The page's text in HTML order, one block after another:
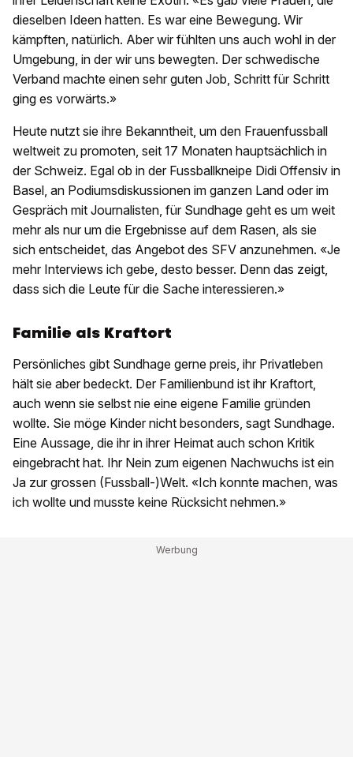
dieselben Ideen hatten. Es war eine Bewegung. Wir
kämpften, natürlich. Aber wir fühlten uns auch wohl in der
Umgebung, in der wir uns bewegten. Der schwedische
Verband machte einen sehr guten Job, Schritt für Schritt
ging es vorwärts.»
Heute nutzt sie ihre Bekanntheit, um den Frauenfussball
weltweit zu promoten, seit 17 Monaten hauptsächlich in
der Schweiz. Egal ob in der Fussballkneipe Didi Offensiv in
Basel, an Podiumsdiskussionen im ganzen Land oder im
Gespräch mit Journalisten, für Sundhage geht es um weit
mehr als nur um die Ergebnisse auf dem Rasen, als sie
sich entscheidet, das Angebot des SFV anzunehmen. «Je
mehr Interviews ich gebe, desto besser. Denn das zeigt,
dass sich die Leute für die Sache interessieren.»
Familie als Kraftort
Persönliches gibt Sundhage gerne preis, ihr Privatleben
hält sie aber bedeckt. Der Familienbund ist ihr Kraftort,
auch wenn sie selbst nie eine eigene Familie gründen
wollte. Sie möge Kinder nicht besonders, sagt Sundhage.
Eine Aussage, die ihr in ihrer Heimat auch schon Kritik
eingebracht hat. Ihr Nein zum eigenen Nachwuchs ist ein
Ja zur grossen (Fussball-)Welt. «Ich konnte machen, was
ich wollte und musste keine Rücksicht nehmen.»